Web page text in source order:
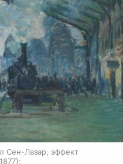
Сен-Лазар, эффект